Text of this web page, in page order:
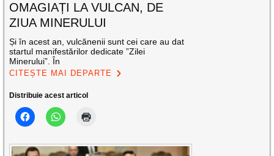
OMAGIAȚI LA VULCAN, DE
ZIUA MINERULUI
Și în acest an, vulcănenii sunt cei care au dat
startul manifestărilor dedicate ”Zilei
Minerului”. În
CITEȘTE MAI DEPARTE
Distribuie acest articol